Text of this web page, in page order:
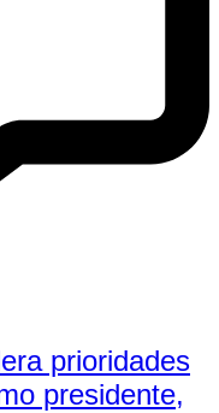
prioridades
presidente,